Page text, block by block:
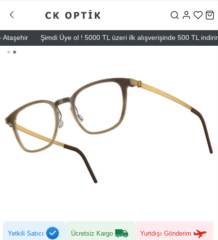
Şimdi Üye ol ! 5000 TL üzeri ilk alışverişinde 500 TL indirim
Yetkili Satıcı Ücretsiz Kargo Yurtdışı Gönderim